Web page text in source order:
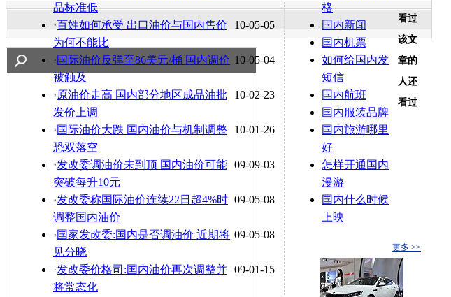
品标准低
10-05-05
·百姓如何承受 出口油价与国内售价
为何不能比
10-05-04
·国际油价反弹至86美元/桶 国内调价
被触及
10-02-23
·原油价走高 国内部分地区成品油批
发价上调
10-01-26
·国际油价大跌 国内油价与机制调整
恐双落空
09-09-03
·发改委调油价未到顶 国内油价可能
突破每升10元
09-05-08
·发改委称国际油价连续22日超4%时
调整国内油价
09-05-08
·国家发改委:国内是否调油价 近期将
见分晓
09-01-15
·发改委价格司:国内油价再次调整并
将常态化
格
国内新闻
国内机票
如何给国内发
短信
国内航班
国内服装品牌
国内旅游哪里
好
怎样开通国内
漫游
国内什么时候
上映
更多 >>
看过
该文
章的
人还
看过